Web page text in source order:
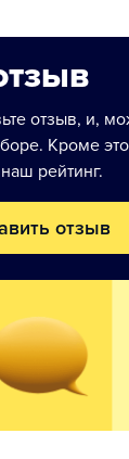
отзыв, и,
Кроме
рейтинг.
отзыв